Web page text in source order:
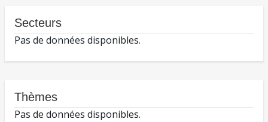
Secteurs
Pas de données disponibles.
Thèmes
Pas de données disponibles.